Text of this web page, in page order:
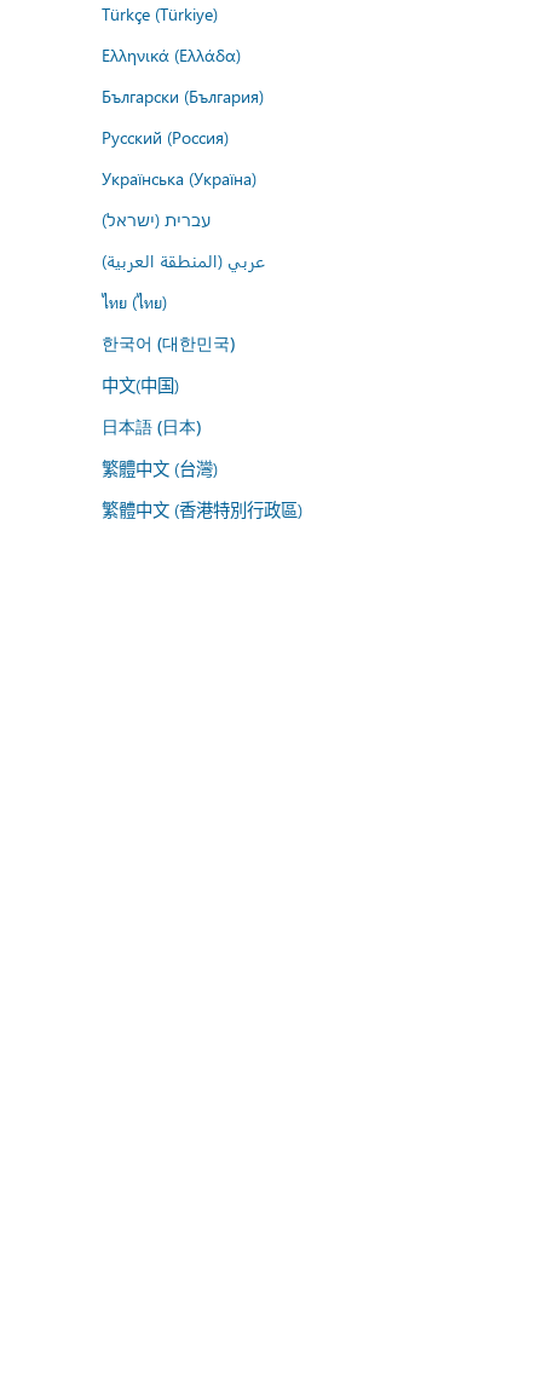
Türkçe (Türkiye)
Ελληνικά (Ελλάδα)
Български (България)
Русский (Россия)
Українська (Україна)
עברית (ישראל)
عربي (المنطقة العربية)
ไทย (ไทย)
한국어 (대한민국)
中文(中国)
日本語 (日本)
繁體中文 (台灣)
繁體中文 (香港特別行政區)